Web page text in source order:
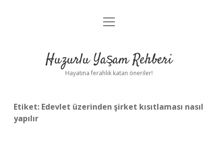
Anasayfa
Yasal Uyarı
menüyü
Huzurlu Yaşam Rehberi
Hayatına ferahlık katan öneriler!
Etiket: Edevlet üzerinden şirket kısıtlaması nasıl
yapılır